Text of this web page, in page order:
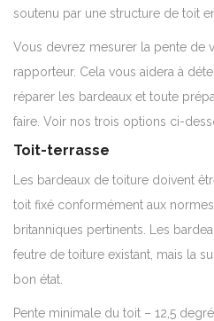
soutenu par une structure de toit
Vous devrez mesurer la pente de
rapporteur. Cela vous aidera à
réparer les bardeaux et toute
faire. Voir nos trois options ci-
Toit-terrasse
Les bardeaux de toiture doivent
toit fixé conformément aux
britanniques pertinents. Les
feutre de toiture existant, mais la
bon état.
Pente minimale du toit – 12,5